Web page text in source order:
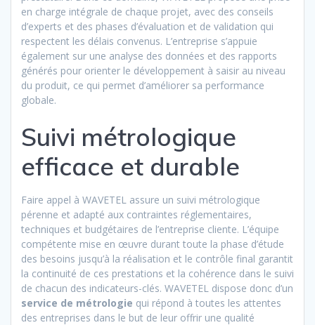
en charge intégrale de chaque projet, avec des conseils
d’experts et des phases d’évaluation et de validation qui
respectent les délais convenus. L’entreprise s’appuie
également sur une analyse des données et des rapports
générés pour orienter le développement à saisir au niveau
du produit, ce qui permet d’améliorer sa performance
globale.
Suivi métrologique
efficace et durable
Faire appel à WAVETEL assure un suivi métrologique
pérenne et adapté aux contraintes réglementaires,
techniques et budgétaires de l’entreprise cliente. L’équipe
compétente mise en œuvre durant toute la phase d’étude
des besoins jusqu’à la réalisation et le contrôle final garantit
la continuité de ces prestations et la cohérence dans le suivi
de chacun des indicateurs-clés. WAVETEL dispose donc d’un
service de métrologie qui répond à toutes les attentes
des entreprises dans le but de leur offrir une qualité